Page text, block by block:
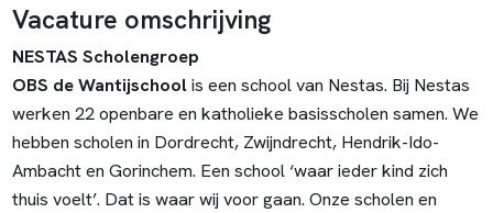
Vacature omschrijving
NESTAS Scholengroep
OBS de Wantijschoolis een school van Nestas. Bij Nestas
werken 22 openbare en katholieke basisscholen samen. We
hebben scholen in Dordrecht, Zwijndrecht, Hendrik-Ido-
Ambacht en Gorinchem. Een school ‘waar ieder kind zich
thuis voelt’. Dat is waar wij voor gaan. Onze scholen en